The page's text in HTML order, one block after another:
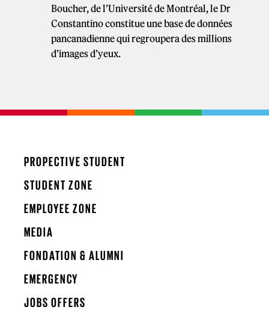
Boucher, de l’Université de Montréal, le Dr
Constantino constitue une base de données
pancanadienne qui regroupera des millions
d’images d’yeux.
PROPECTIVE STUDENT
STUDENT ZONE
EMPLOYEE ZONE
MEDIA
FONDATION & ALUMNI
EMERGENCY
JOBS OFFERS